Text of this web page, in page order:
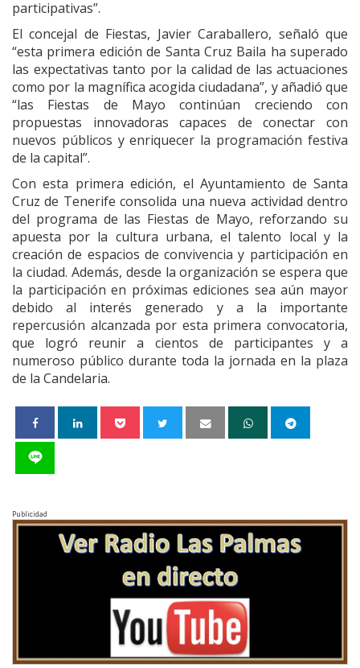
participativas”.
El concejal de Fiestas, Javier Caraballero, señaló que
“esta primera edición de Santa Cruz Baila ha superado
las expectativas tanto por la calidad de las actuaciones
como por la magnífica acogida ciudadana”, y añadió que
“las Fiestas de Mayo continúan creciendo con
propuestas innovadoras capaces de conectar con
nuevos públicos y enriquecer la programación festiva
de la capital”.
Con esta primera edición, el Ayuntamiento de Santa
Cruz de Tenerife consolida una nueva actividad dentro
del programa de las Fiestas de Mayo, reforzando su
apuesta por la cultura urbana, el talento local y la
creación de espacios de convivencia y participación en
la ciudad. Además, desde la organización se espera que
la participación en próximas ediciones sea aún mayor
debido al interés generado y a la importante
repercusión alcanzada por esta primera convocatoria,
que logró reunir a cientos de participantes y a
numeroso público durante toda la jornada en la plaza
de la Candelaria.
Publicidad